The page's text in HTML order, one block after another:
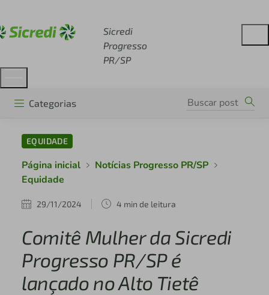
Sicredi
Progresso
PR/SP
Categorias
EQUIDADE
Página inicial
Notícias Progresso PR/SP
Equidade
29/11/2024 4 min de leitura
Comitê Mulher da Sicredi
Progresso PR/SP é
lançado no Alto Tietê